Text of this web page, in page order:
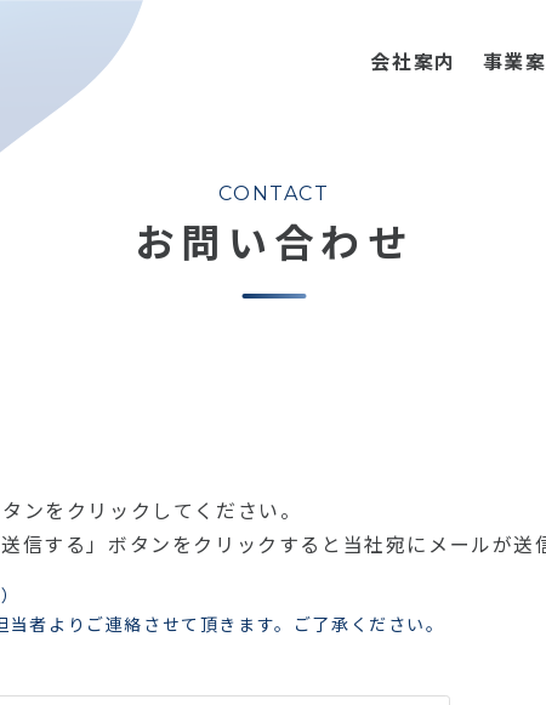
会社案内 事業
CONTACT
お問い合わせ
ンをクリックしてください。
信する」ボタンをクリックすると当社宛にメールが送
者よりご連絡させて頂きます。ご了承ください。